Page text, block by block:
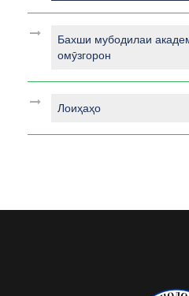
Бахши мубодилаи
омӯзгорон
Лоиҳаҳо